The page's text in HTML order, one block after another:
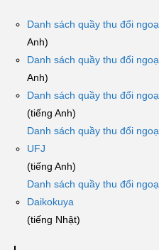
Danh sách quầy thu đổi
Anh)
Danh sách quầy thu đổi
Anh)
Danh sách quầy thu đổi
(tiếng Anh)
Danh sách quầy thu đổi
UFJ
(tiếng Anh)
Danh sách quầy thu đổi
Daikokuya
(tiếng Nhật)